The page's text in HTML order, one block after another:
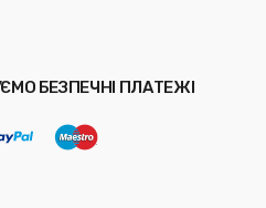
БЕЗПЕЧНІ ПЛАТЕЖІ